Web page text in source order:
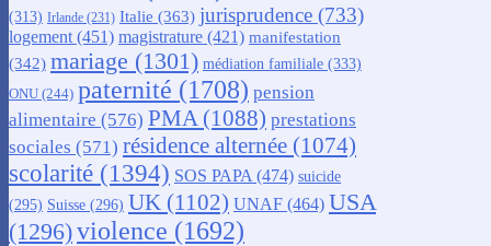
(313) Irlande (231) Italie (363) jurisprudence (733)
logement (451) magistrature (421) manifestation
(342) mariage (1301) médiation familiale (333)
ONU (244) paternité (1708) pension
alimentaire (576) PMA(1088) prestations
sociales (571) résidence alternée (1074)
scolarité (1394) SOS PAPA(474) suicide
(295) Suisse (296) UK (1102) UNAF (464) USA
(1296)violence (1692)